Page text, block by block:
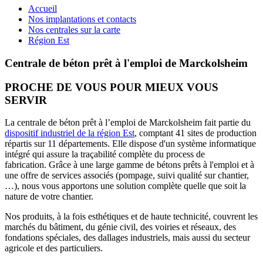
Accueil
Nos implantations et contacts
Nos centrales sur la carte
Région Est
Centrale de béton prêt à l'emploi de Marckolsheim
PROCHE DE VOUS POUR MIEUX VOUS
SERVIR
La centrale de béton prêt à l’emploi de Marckolsheim fait partie du
dispositif industriel de la région Est, comptant 41 sites de production
répartis sur 11 départements. Elle dispose d'un système informatique
intégré qui assure la traçabilité complète du process de
fabrication. Grâce à une large gamme de bétons prêts à l'emploi et à
une offre de services associés (pompage, suivi qualité sur chantier,
…), nous vous apportons une solution complète quelle que soit la
nature de votre chantier.
Nos produits, à la fois esthétiques et de haute technicité, couvrent les
marchés du bâtiment, du génie civil, des voiries et réseaux, des
fondations spéciales, des dallages industriels, mais aussi du secteur
agricole et des particuliers.